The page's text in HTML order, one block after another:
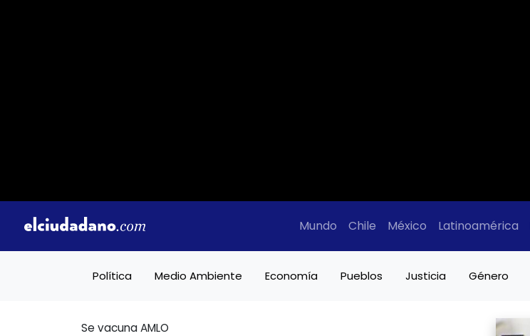
Mundo Chile México Latinoamérica
Política Medio Ambiente Economía Pueblos Justicia Género
Se vacuna AMLO